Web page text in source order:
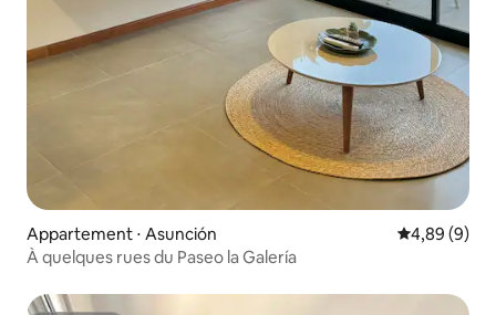
Appartement ⋅ Asunción Évaluation
4,89 (9)
À quelques rues du Paseo la Galería